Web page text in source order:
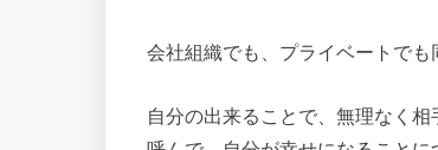
会社組織でも、プライベートでも
自分の出来ることで、無理なく